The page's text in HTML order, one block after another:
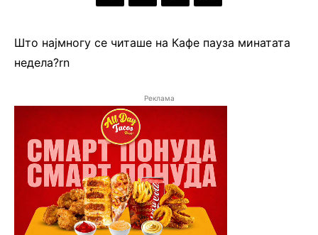
Што најмногу се читаше на Кафе пауза минатата
недела?rn
Реклама